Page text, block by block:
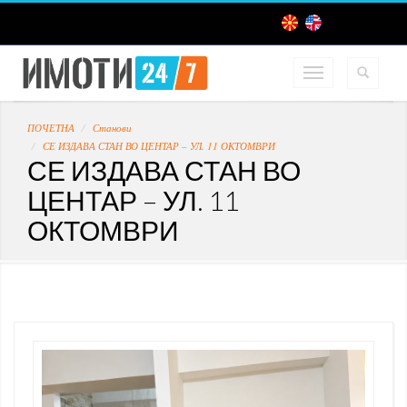
ПОЧЕТНА
Станови
СЕ ИЗДАВА СТАН ВО ЦЕНТАР – УЛ. 11 ОКТОМВРИ
СЕ ИЗДАВА СТАН ВО
ЦЕНТАР – УЛ. 11
ОКТОМВРИ